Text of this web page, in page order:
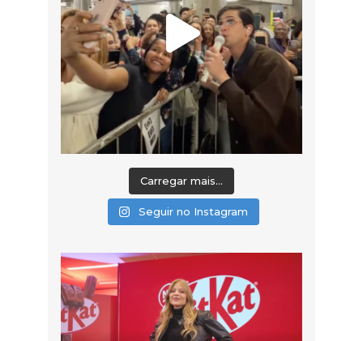
Carregar mais...
Seguir no Instagram